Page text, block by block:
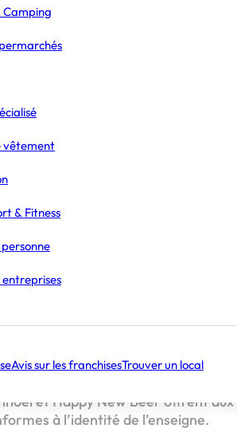
Camping
vêtement
& Fitness
entreprises
Avis sur les franchisesTrouver un local
pour la période précédant les fêtes
et de proposer une
et Happy New Beer offrent
à l’identité de l’enseigne.